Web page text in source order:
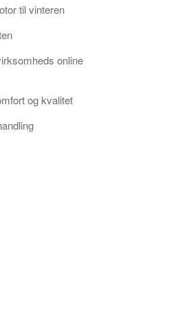
til vinteren
online
og kvalitet